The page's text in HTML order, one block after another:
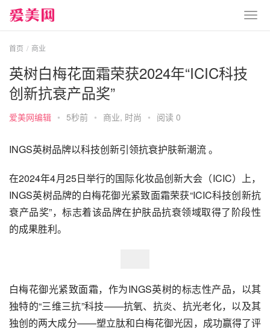
首页 商业
英树白梅花面霜荣获2024年“ICIC科技
创新抗衰产品奖”
爱美网编辑 • 5秒前 • 商业, 时尚 • 阅读 0
INGS英树品牌以科技创新引领抗衰护肤新潮流 。
在2024年4月25日举行的国际化妆品创新大会（ICIC）上，
INGS英树品牌的白梅花御光紧致面霜荣获“ICIC科技创新抗
衰产品奖”，标志着该品牌在护肤品抗衰领域取得了阶段性
的成果胜利。
白梅花御光紧致面霜，作为INGS英树的标志性产品，以其
独特的“三维三抗”科技——抗氧、抗炎、抗光老化，以及其
独创的两大成分——塑立肽和白梅花御光因，成功赢得了评